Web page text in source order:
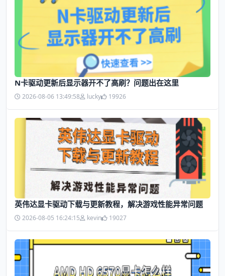
N卡驱动更新后显示器开不了高刷？问题出在这里
2026-08-06 13:49:58 lucky 19926
英伟达显卡驱动下载与更新教程，解决游戏性能异常问题
2026-08-05 16:24:15 kevin 19027